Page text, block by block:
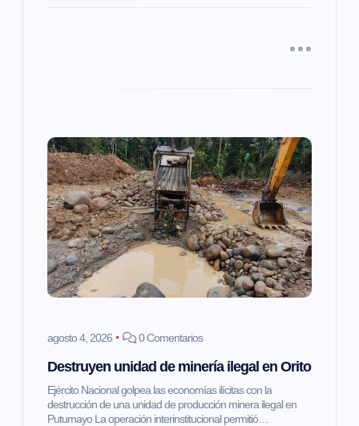
agosto 4, 2026 0 Comentarios
Destruyen unidad de minería ilegal en Orito
Ejército Nacional golpea las economías ilícitas con la
destrucción de una unidad de producción minera ilegal en
Putumayo La operación interinstitucional permitió…